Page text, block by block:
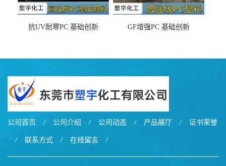
抗UV耐寒PC 基础创新
GF增强PC 基础创新
公司首页 / 公司介绍 / 公司动态 / 产品展厅 / 证书荣誉
/ 联系方式 / 在线留言 /